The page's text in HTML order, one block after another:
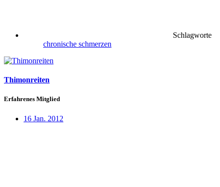
Schlagworte
chronische schmerzen
Thimonreiten
Erfahrenes Mitglied
16 Jan. 2012